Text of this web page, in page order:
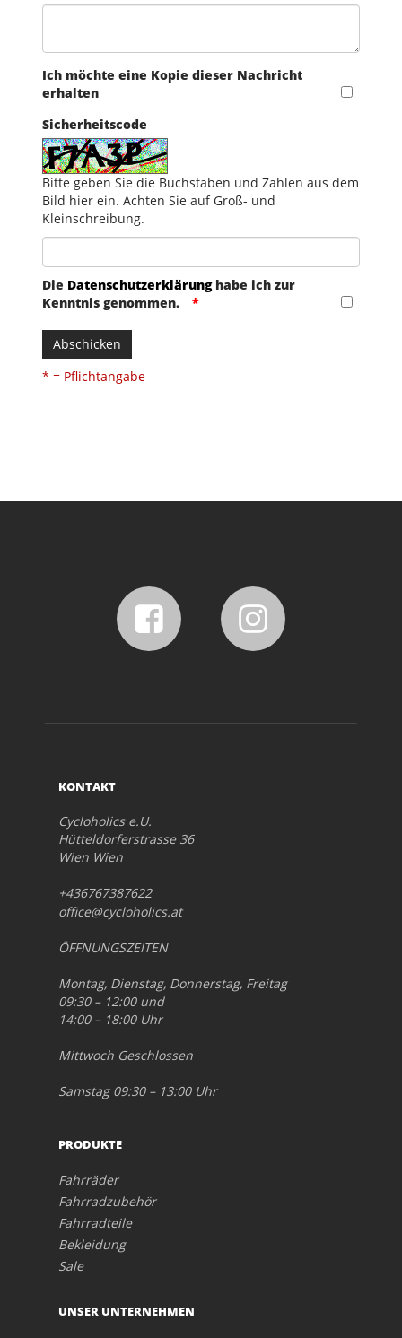
Ich möchte eine Kopie dieser Nachricht
erhalten
Sicherheitscode
Bitte geben Sie die Buchstaben und Zahlen aus dem
Bild hier ein. Achten Sie auf Groß- und
Kleinschreibung.
Die Datenschutzerklärunghabe ich zur
Kenntnis genommen.
Abschicken
* = Pflichtangabe
KONTAKT
Cycloholics e.U.
Hütteldorferstrasse 36
Wien Wien
+436767387622
office@cycloholics.at
ÖFFNUNGSZEITEN
Montag, Dienstag, Donnerstag, Freitag
09:30 – 12:00 und
14:00 – 18:00 Uhr
Mittwoch Geschlossen
Samstag 09:30 – 13:00 Uhr
PRODUKTE
Fahrräder
Fahrradzubehör
Fahrradteile
Bekleidung
Sale
UNSER UNTERNEHMEN